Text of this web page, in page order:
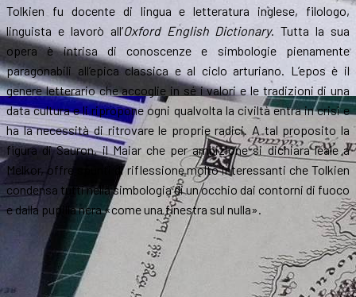
Tolkien fu docente di lingua e letteratura inglese, filologo,
linguista e lavorò all’Oxford English Dictionary. Tutta la sua
opera è intrisa di conoscenze e simbologie pienamente
paragonabili all’epica classica e al ciclo arturiano. L’epos è il
genere letterario che accoglie in sé i valori e le tradizioni di una
data cultura e li ripropone ogni qualvolta la civiltà entra in crisi e
ha la necessità di ritrovare le proprie radici. A tal proposito la
figura di Sauron, il Maiar che per ambizione si dichiara leale a
Melkor, offre spunti di riflessione molto interessanti che Tolkien
condensa tutti nella simbologia di un occhio dai contorni di fuoco
e dalla pupilla nera «come una finestra sul nulla».